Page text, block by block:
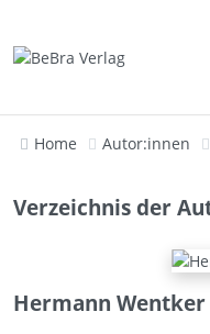
Home Autor:innen
Verzeichnis der
Hermann Wentker